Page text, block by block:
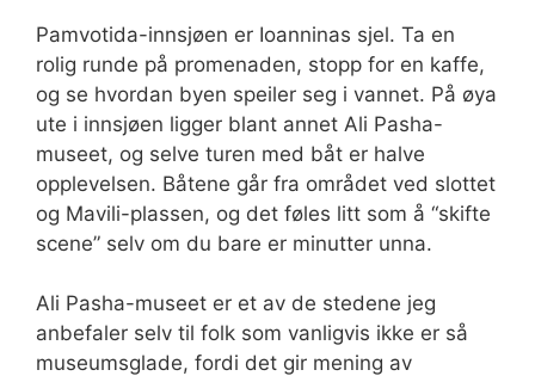
Pamvotida-innsjøen er Ioanninas sjel. Ta en
rolig runde på promenaden, stopp for en kaffe,
og se hvordan byen speiler seg i vannet. På øya
ute i innsjøen ligger blant annet Ali Pasha-
museet, og selve turen med båt er halve
opplevelsen. Båtene går fra området ved slottet
og Mavili-plassen, og det føles litt som å “skifte
scene” selv om du bare er minutter unna.
Ali Pasha-museet er et av de stedene jeg
anbefaler selv til folk som vanligvis ikke er så
museumsglade, fordi det gir mening av